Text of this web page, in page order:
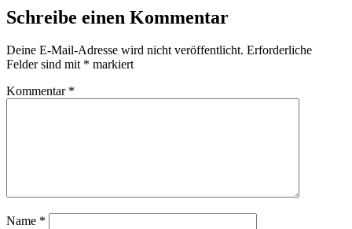
Schreibe einen Kommentar
Deine E-Mail-Adresse wird nicht veröffentlicht. Erforderliche
Felder sind mit * markiert
Kommentar *
Name *